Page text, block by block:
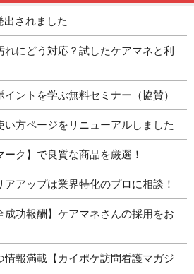
されました
れにどう対応？試したケアマネと利
ントを学ぶ無料セミナー（協賛）
方ページをリニューアルしました
ーク】で良質な商品を厳選！
アップは業界特化のプロに相談！
功報酬】ケアマネさんの採用をお
報満載【カイポケ訪問看護マガジ